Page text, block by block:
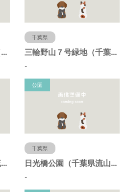
三輪野山７－２号緑地（千葉県流山市）
千葉県
三輪野山７号緑地（千葉県流山市）
-
初石４号緑地（千葉県流山市）
公園
千葉県
日光橋公園（千葉県流山市）
-